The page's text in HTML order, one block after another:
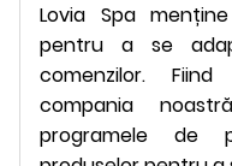
Lovia Spa
pentru a se
comenzilor.
compania
programele de